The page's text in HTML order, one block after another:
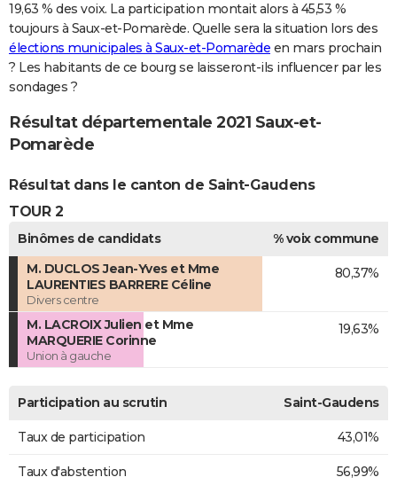
19,63 % des voix. La participation montait alors à 45,53 %
toujours à Saux-et-Pomarède. Quelle sera la situation lors des
élections municipales à Saux-et-Pomarède en mars prochain
? Les habitants de ce bourg se laisseront-ils influencer par les
sondages ?
Résultat départementale 2021 Saux-et-
Pomarède
Résultat dans le canton de Saint-Gaudens
TOUR 2
Binômes de candidats
% voix commune
M. DUCLOS Jean-Yves et Mme
LAURENTIES BARRERE Céline
Divers centre
80,37%
M. LACROIX Julien et Mme
MARQUERIE Corinne
Union à gauche
19,63%
Participation au scrutin Saint-Gaudens
Taux de participation 43,01%
Taux d'abstention 56,99%